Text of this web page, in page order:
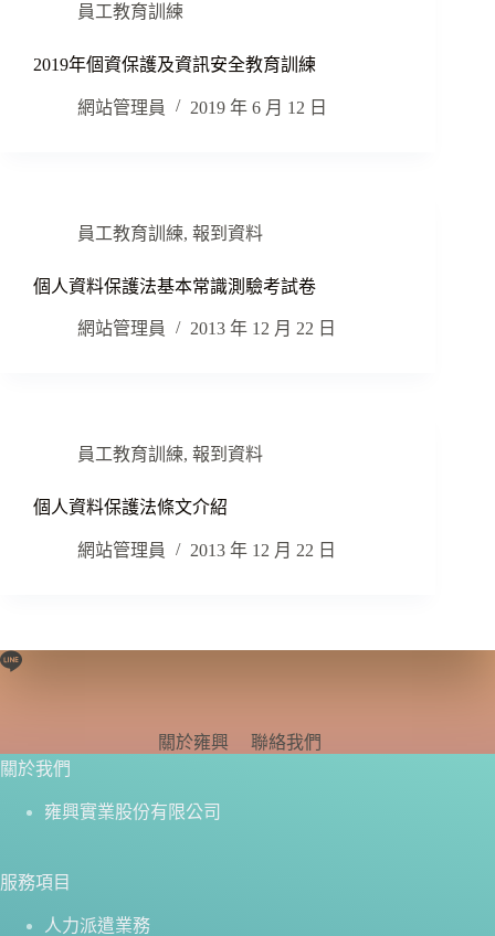
員工教育訓練
2019年個資保護及資訊安全教育訓練
網站管理員 2019 年 6 月 12 日
員工教育訓練, 報到資料
個人資料保護法基本常識測驗考試卷
網站管理員 2013 年 12 月 22 日
員工教育訓練, 報到資料
個人資料保護法條文介紹
網站管理員 2013 年 12 月 22 日
關於雍興
聯絡我們
關於我們
雍興實業股份有限公司
服務項目
人力派遣業務